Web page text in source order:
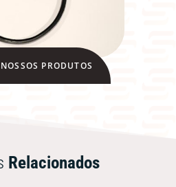
PRODUTOS
Relacionados